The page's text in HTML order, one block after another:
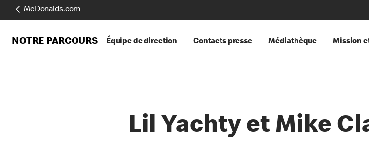
McDonalds.com
NOTRE PARCOURS Équipe de direction Contacts presse Médiathèque Mission
Lil Yachty et Mike